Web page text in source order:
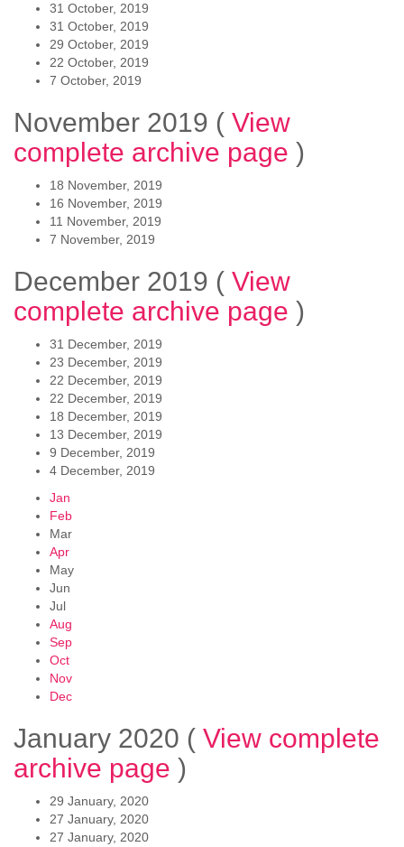
31 October, 2019
31 October, 2019
29 October, 2019
22 October, 2019
7 October, 2019
November 2019 ( View
complete archive page )
18 November, 2019
16 November, 2019
11 November, 2019
7 November, 2019
December 2019 ( View
complete archive page )
31 December, 2019
23 December, 2019
22 December, 2019
22 December, 2019
18 December, 2019
13 December, 2019
9 December, 2019
4 December, 2019
Jan
Feb
Mar
Apr
May
Jun
Jul
Aug
Sep
Oct
Nov
Dec
January 2020 ( View complete
archive page )
29 January, 2020
27 January, 2020
27 January, 2020